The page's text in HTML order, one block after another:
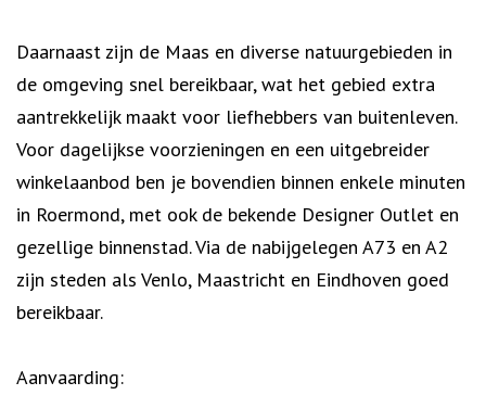
Daarnaast zijn de Maas en diverse natuurgebieden in
de omgeving snel bereikbaar, wat het gebied extra
aantrekkelijk maakt voor liefhebbers van buitenleven.
Voor dagelijkse voorzieningen en een uitgebreider
winkelaanbod ben je bovendien binnen enkele minuten
in Roermond, met ook de bekende Designer Outlet en
gezellige binnenstad. Via de nabijgelegen A73 en A2
zijn steden als Venlo, Maastricht en Eindhoven goed
bereikbaar.
Aanvaarding: